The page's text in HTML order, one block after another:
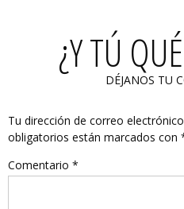
¿Y TÚ
DÉJANOS TU
Tu dirección de correo
obligatorios están marcados con
Comentario *